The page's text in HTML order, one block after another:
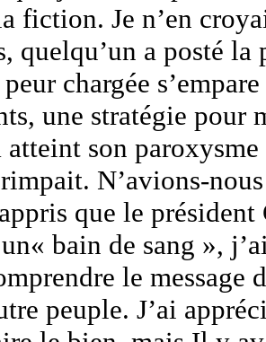
fiction. Je n’en
quelqu’un a posté
chargée
une stratégie
atteint son
N’avions-
que le
bain de sang »,
le message
peuple. J’ai